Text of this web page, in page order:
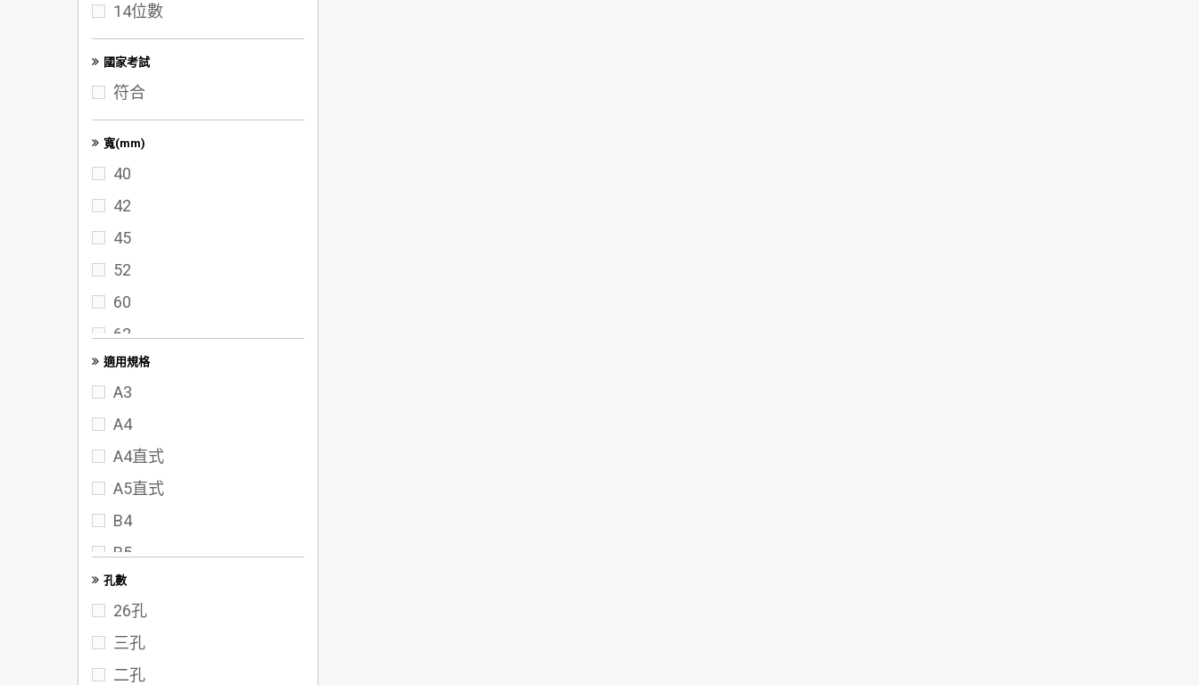
100K
14位數
國家考試
符合
寬(mm)
40
42
45
52
60
62
65
70
72
75
80
95
102
117
122
142
適用規格
A3
A4
A4直式
A5直式
B4
B5
FC
孔數
26孔
三孔
二孔